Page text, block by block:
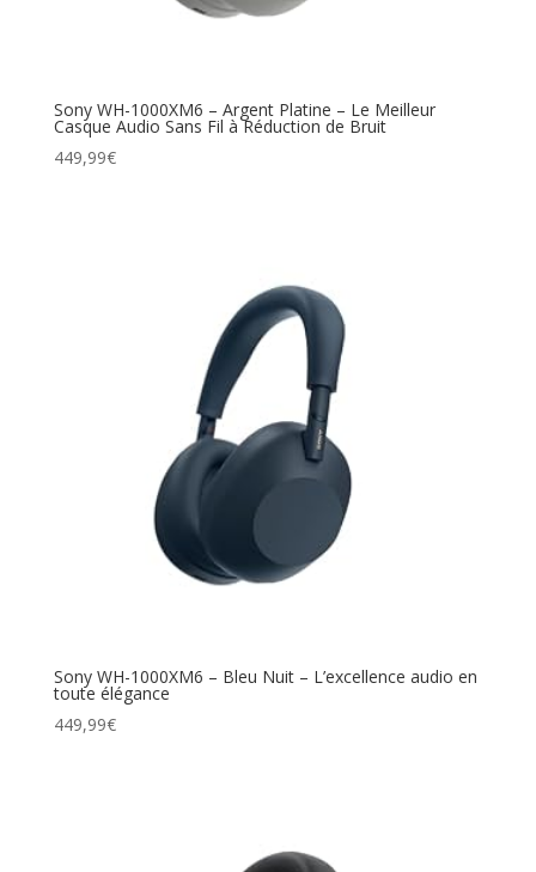
Sony WH-1000XM6 – Argent Platine – Le Meilleur
Casque Audio Sans Fil à Réduction de Bruit
449,99€
Sony WH-1000XM6 – Bleu Nuit – L’excellence audio en
toute élégance
449,99€